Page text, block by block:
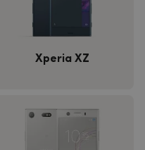
Xperia XZ